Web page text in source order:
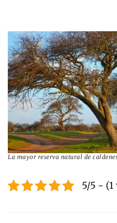
La mayor reserva natural de
5/5 - (1